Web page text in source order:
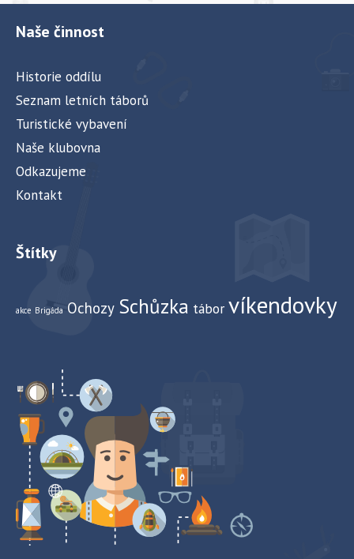
Naše činnost
Historie oddílu
Seznam letních táborů
Turistické vybavení
Naše klubovna
Odkazujeme
Kontakt
Štítky
akce Brigáda Ochozy Schůzka tábor víkendovky